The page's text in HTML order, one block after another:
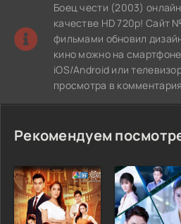
Боец чести (2003)
качестве HD 720p! Сайт
фильмами обновил
кино можно на
iOS/Android или
просмотра в
Рекомендуем